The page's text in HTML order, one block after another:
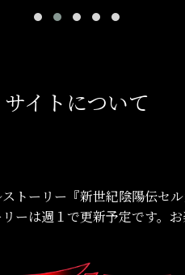
サイトについて
トーリー『新世紀陰陽伝セ
ーは週１で更新予定です。